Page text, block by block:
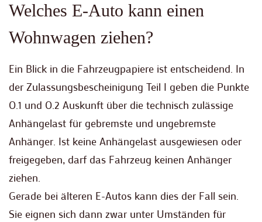
Welches E-Auto kann einen
Wohnwagen ziehen?
Ein Blick in die Fahrzeugpapiere ist entscheidend. In
der Zulassungsbescheinigung Teil I geben die Punkte
O.1 und O.2 Auskunft über die technisch zulässige
Anhängelast für gebremste und ungebremste
Anhänger. Ist keine Anhängelast ausgewiesen oder
freigegeben, darf das Fahrzeug keinen Anhänger
ziehen.
Gerade bei älteren E-Autos kann dies der Fall sein.
Sie eignen sich dann zwar unter Umständen für